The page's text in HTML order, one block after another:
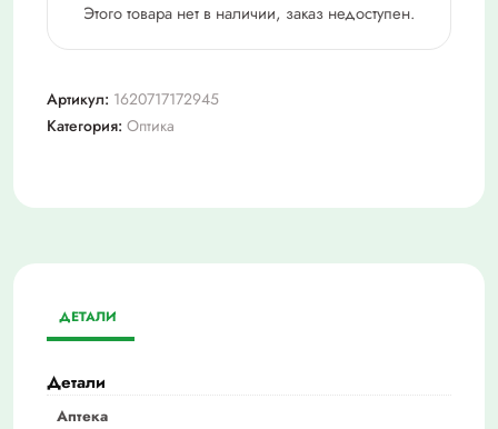
Этого товара нет в наличии, заказ недоступен.
Артикул: 1620717172945
Категория: Оптика
ДЕТАЛИ
Детали
Аптека